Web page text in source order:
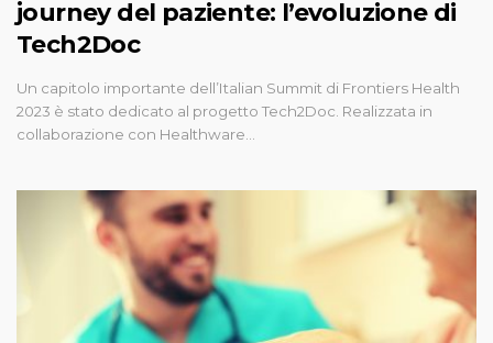
journey del paziente: l’evoluzione di
Tech2Doc
Un capitolo importante dell’Italian Summit di Frontiers Health
2023 è stato dedicato al progetto Tech2Doc. Realizzata in
collaborazione con Healthware…